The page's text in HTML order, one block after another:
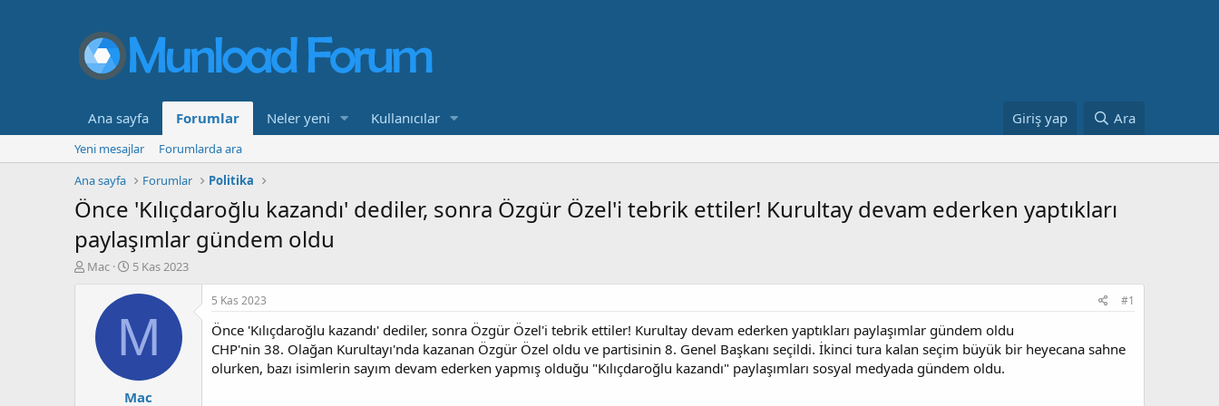
Ana sayfa Forumlar Neler yeni Kullanıcılar Giriş yap Ara
Yeni mesajlar
Forumlarda ara
Ana sayfa
Forumlar Politika
Önce 'Kılıçdaroğlu kazandı' dediler, sonra Özgür Özel'i tebrik ettiler! Kurultay devam ederken yaptıkları
paylaşımlar gündem oldu
K
Mac
B
ş
a
n
ı
ç
5 Kas 2023
M
Mac
5 Kas 2023 #1
Önce 'Kılıçdaroğlu kazandı' dediler, sonra Özgür Özel'i tebrik ettiler! Kurultay devam ederken yaptıkları paylaşımlar gündem oldu
CHP'nin 38. Olağan Kurultayı'nda kazanan Özgür Özel oldu ve partisinin 8. Genel Başkanı seçildi. İkinci tura kalan seçim büyük bir heyecana sahne
olurken, bazı isimlerin sayım devam ederken yapmış olduğu "Kılıçdaroğlu kazandı" paylaşımları sosyal medyada gündem oldu.